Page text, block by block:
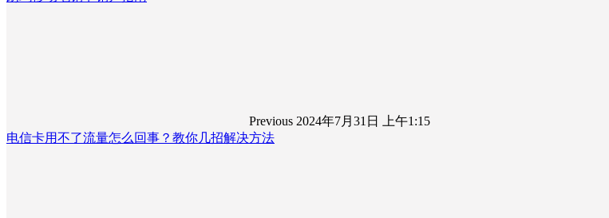
Previous 2024年7月31日 上午1:15
电信卡用不了流量怎么回事？教你几招解决方法